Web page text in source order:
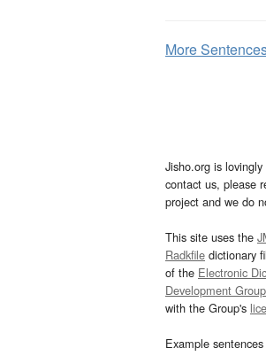
MoreS
Jisho.org is
contact us, please
project and we do
This site uses the
Radkfile dictionary
of the Electronic
Development Group
with the Group's
Example